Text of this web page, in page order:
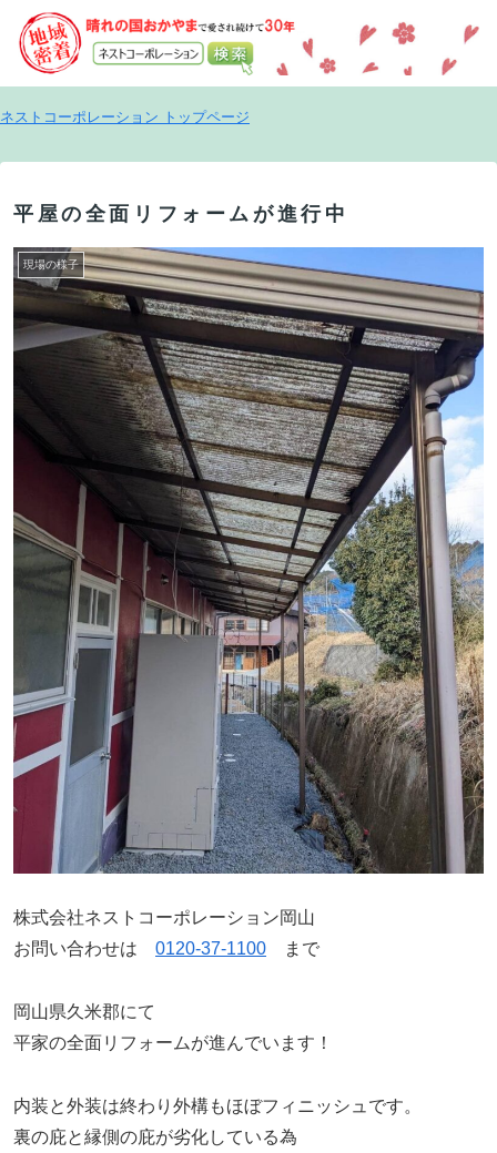
ネストコーポレーション トップページ
平屋の全面リフォームが進行中
現場の様子
株式会社ネストコーポレーション岡山
お問い合わせは 0120-37-1100 まで
岡山県久米郡にて
平家の全面リフォームが進んでいます！
内装と外装は終わり外構もほぼフィニッシュです。
裏の庇と縁側の庇が劣化している為